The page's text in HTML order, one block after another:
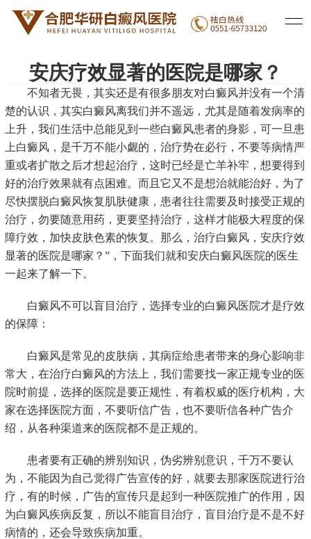
医院新闻 | 白癜风治疗 | 白癜风常识
安庆疗效显著的医院是哪家？
不知者无畏，其实还是有很多朋友对白癜风并没有一个清
楚的认识，其实白癜风离我们并不遥远，尤其是随着发病率的
上升，我们生活中总能见到一些白癜风患者的身影，可一旦患
上白癜风，是千万不能小觑的，治疗势在必行，不要等病情严
重或者扩散之后才想起治疗，这时已经是亡羊补牢，想要得到
好的治疗效果就有点困难。而且它又不是想治就能治好，为了
尽快摆脱白癜风恢复肌肤健康，患者往往需要及时接受正规的
治疗，勿要随意用药，更要坚持治疗，这样才能极大程度的保
障疗效，加快皮肤色素的恢复。那么，治疗白癜风，安庆疗效
显著的医院是哪家？”，下面我们就和安庆白癜风医院的医生
一起来了解一下。
白癜风不可以盲目治疗，选择专业的白癜风医院才是疗效
的保障：
白癜风是常见的皮肤病，其病症给患者带来的身心影响非
常大，在治疗白癜风的方法上，我们需要找一家正规专业的医
院时前提，选择的医院是要正规性，有着权威的医疗机构，大
家在选择医院方面，不要听信广告，也不要听信各种广告介
绍，从各种渠道来的医院都不是正规的。
患者要有正确的辨别知识，伪劣辨别意识，千万不要认
为，不能因为自己觉得广告宣传的好，就要去那家医院进行治
疗，有的时候，广告的宣传只是起到一种医院推广的作用，因
为白癜风疾病反复，所以不能盲目治疗，盲目治疗是不是不好
病情的，还会导致疾病加重。